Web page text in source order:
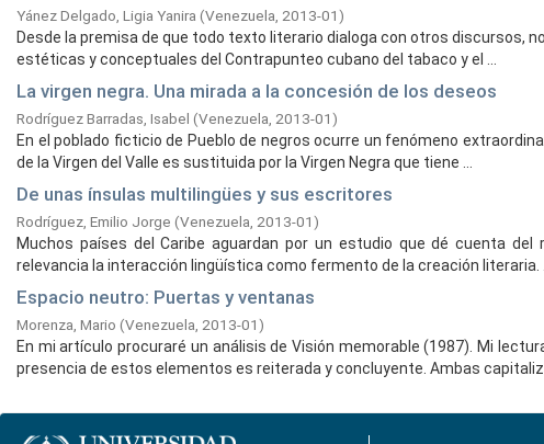
Yánez Delgado, Ligia Yanira (Venezuela, 2013-01)
Desde la premisa de que todo texto literario dialoga con otros discursos,
estéticas y conceptuales del Contrapunteo cubano del tabaco y el ...
La virgen negra. Una mirada a la concesión de los deseos
Rodríguez Barradas, Isabel (Venezuela, 2013-01)
En el poblado ficticio de Pueblo de negros ocurre un fenómeno
de la Virgen del Valle es sustituida por la Virgen Negra que tiene ...
De unas ínsulas multilingües y sus escritores
Rodríguez, Emilio Jorge (Venezuela, 2013-01)
Muchos países del Caribe aguardan por un estudio que dé cuenta
relevancia la interacción lingüística como fermento de la creación literaria. ...
Espacio neutro: Puertas y ventanas
Morenza, Mario (Venezuela, 2013-01)
En mi artículo procuraré un análisis de Visión memorable (1987). Mi
presencia de estos elementos es reiterada y concluyente. Ambas